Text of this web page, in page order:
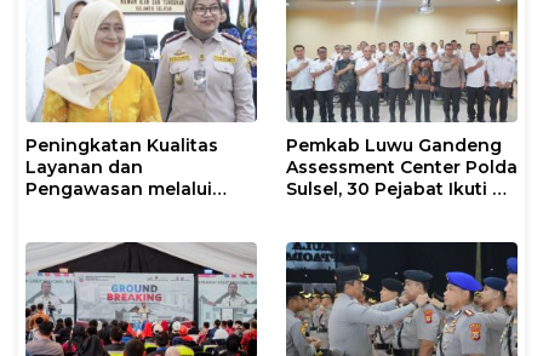
Peningkatan Kualitas
Layanan dan
Pengawasan melalui
Hewan
Pemkab Luwu Gandeng
Assessment Center Polda
Sulsel, 30 Pejabat Ikuti Uji